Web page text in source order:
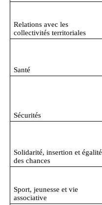
Relations avec les
collectivités territoriales
Santé
Sécurités
Solidarité, insertion et égalité
des chances
Sport, jeunesse et vie
associative